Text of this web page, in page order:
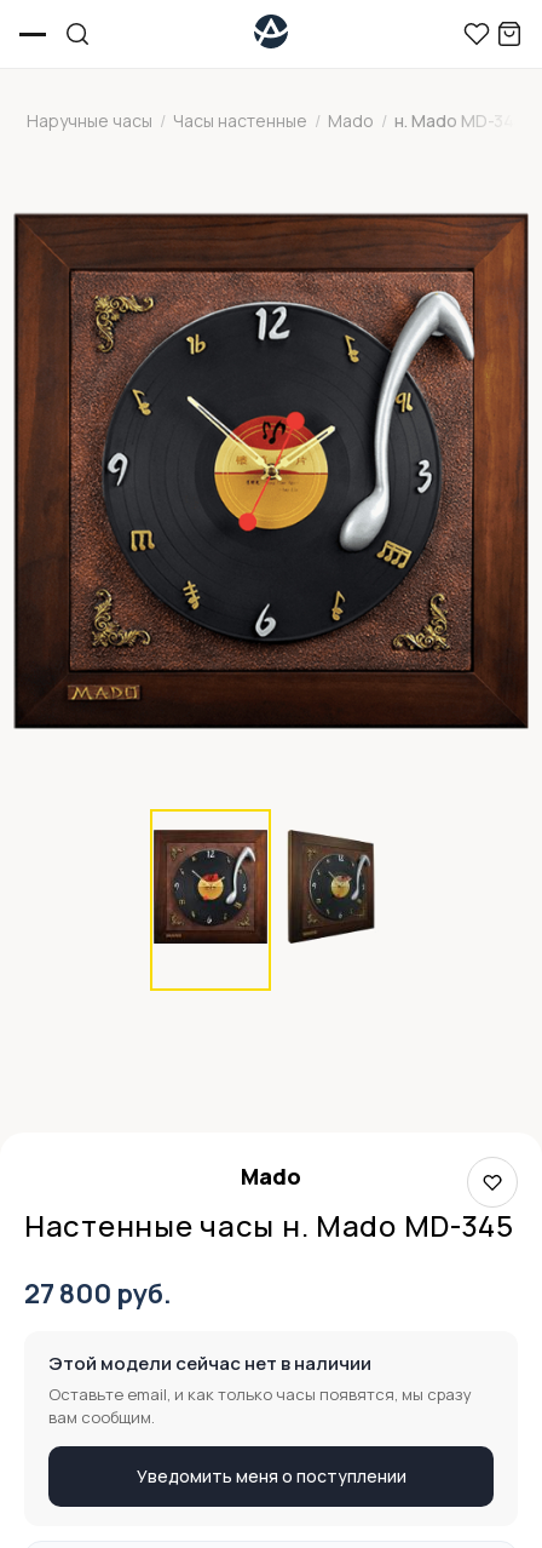
Наручные часы / Часы настенные / Mado / н. Mado MD-345
Mado
Настенные часы н. Mado MD-345
27 800 руб.
Этой модели сейчас нет в наличии
Оставьте email, и как только часы появятся, мы сразу
вам сообщим.
Уведомить меня о поступлении